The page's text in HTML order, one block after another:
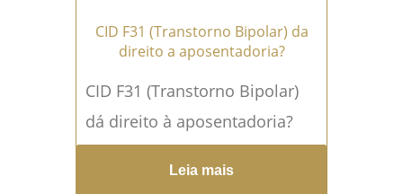
CID F31 (Transtorno Bipolar) da
direito a aposentadoria?
CID F31 (Transtorno Bipolar)
dá direito à aposentadoria?
Entenda seus direitos no INSS
Quem recebe o diagnóstico
Leia mais